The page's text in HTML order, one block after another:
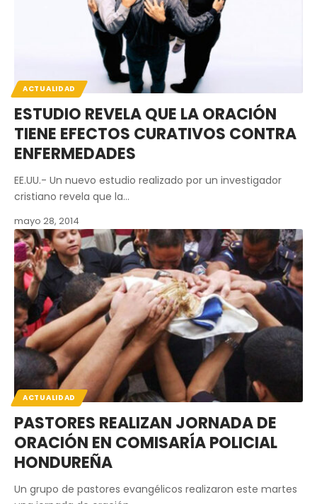
ACTUALIDAD
ESTUDIO REVELA QUE LA ORACIÓN
TIENE EFECTOS CURATIVOS CONTRA
ENFERMEDADES
EE.UU.- Un nuevo estudio realizado por un investigador
cristiano revela que la…
mayo 28, 2014
ACTUALIDAD
PASTORES REALIZAN JORNADA DE
ORACIÓN EN COMISARÍA POLICIAL
HONDUREÑA
Un grupo de pastores evangélicos realizaron este martes